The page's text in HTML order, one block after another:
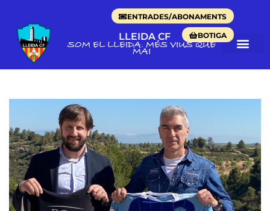
ENTRADES/ABONAMENTS
BOTIGA
LLEIDA CF
SOM EL LLEIDA. MÉS VIUS QUE
MAI